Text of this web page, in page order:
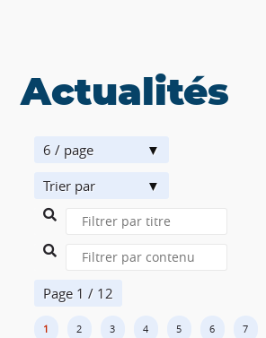
Actualités
6 / page
Trier par
Page 1 / 12
1 2 3 4 5 6 7